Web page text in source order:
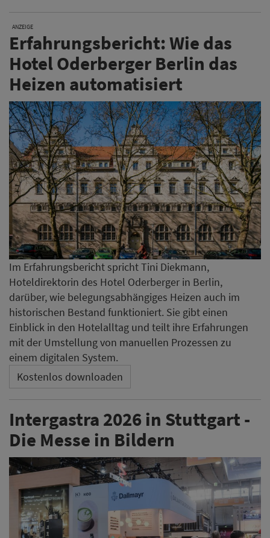
ANZEIGE
Erfahrungsbericht: Wie das
Hotel Oderberger Berlin das
Heizen automatisiert
Im Erfahrungsbericht spricht Tini Diekmann,
Hoteldirektorin des Hotel Oderberger in Berlin,
darüber, wie belegungsabhängiges Heizen auch im
historischen Bestand funktioniert. Sie gibt einen
Einblick in den Hotelalltag und teilt ihre Erfahrungen
mit der Umstellung von manuellen Prozessen zu
einem digitalen System.
Kostenlos downloaden
Intergastra 2026 in Stuttgart -
Die Messe in Bildern